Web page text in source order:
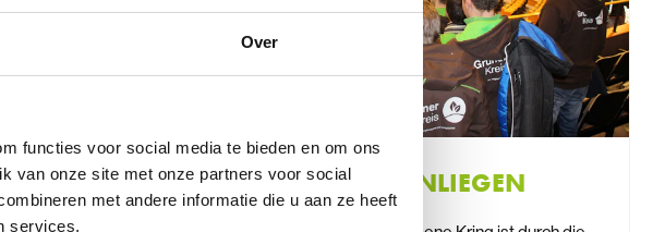
Over
functies voor social media te bieden en om ons
van onze site met onze partners voor social
met andere informatie die u aan ze heeft
services.
POLITISCHE ANLIEGEN